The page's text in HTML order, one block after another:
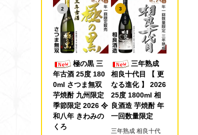
2
極の黒 三
年古酒 25度 180
0ml さつま無双
芋焼酎 九州限定
季節限定 2026 令
和八年 きわみの
くろ
3
三年熟成
相良十代目 【 更
なる進化 】 2026
25度 1800ml 相
良酒造 芋焼酎 年
一回数量限定
三年熟成 相良十代